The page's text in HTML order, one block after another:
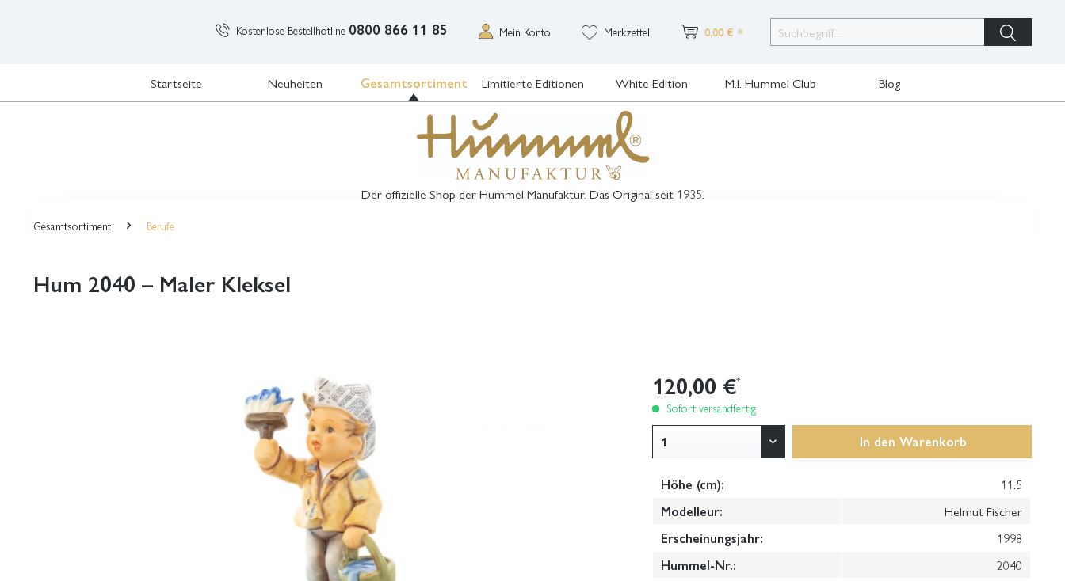
Kostenlose Bestellhotline 0800 866 11 85 Mein Konto Merkzettel 0,00 € *
Startseite Neuheiten Gesamtsortiment Limitierte Editionen White Edition M.I. Hummel Club Blog
Der offizielle Shop der Hummel Manufaktur. Das Original seit 1935.
Gesamtsortiment Berufe
Hum 2040 – Maler Kleksel
120,00 €*
Sofort versandfertig
In den Warenkorb
Höhe (cm):
11.5
Modelleur:
Helmut Fischer
Erscheinungsjahr:
1998
Hummel-Nr.:
2040